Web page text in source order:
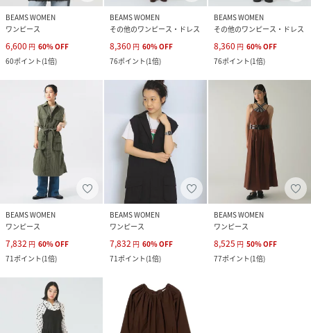
BEAMS WOMEN
ワンピース
6,600 円 60%OFF
60ポイント(1倍)
BEAMS WOMEN
その他のワンピース・ドレス
8,360 円 60%OFF
76ポイント(1倍)
BEAMS WOMEN
その他のワンピース・ドレス
8,360 円 60%OFF
76ポイント(1倍)
BEAMS WOMEN
ワンピース
7,832 円 60%OFF
71ポイント(1倍)
BEAMS WOMEN
ワンピース
7,832 円 60%OFF
71ポイント(1倍)
BEAMS WOMEN
ワンピース
8,525 円 50%OFF
77ポイント(1倍)